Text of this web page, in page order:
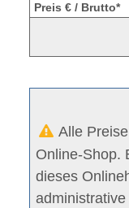
Preis € / Brutto*
Alle
Online-Shop.
dieses